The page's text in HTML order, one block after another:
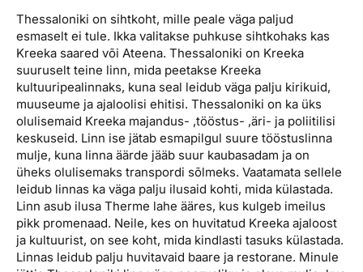
Thessaloniki on sihtkoht, mille peale väga paljud
esmaselt ei tule. Ikka valitakse puhkuse sihtkohaks kas
Kreeka saared või Ateena. Thessaloniki on Kreeka
suuruselt teine linn, mida peetakse Kreeka
kultuuripealinnaks, kuna seal leidub väga palju kirikuid,
muuseume ja ajaloolisi ehitisi. Thessaloniki on ka üks
olulisemaid Kreeka majandus- ,tööstus- ,äri- ja poliitilisi
keskuseid. Linn ise jätab esmapilgul suure tööstuslinna
mulje, kuna linna äärde jääb suur kaubasadam ja on
üheks olulisemaks transpordi sõlmeks. Vaatamata sellele
leidub linnas ka väga palju ilusaid kohti, mida külastada.
Linn asub ilusa Therme lahe ääres, kus kulgeb imeilus
pikk promenaad. Neile, kes on huvitatud Kreeka ajaloost
ja kultuurist, on see koht, mida kindlasti tasuks külastada.
Linnas leidub palju huvitavaid baare ja restorane. Minule